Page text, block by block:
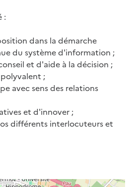
:
dans la démarche
du système d'information ;
et d'aide à la décision ;
;
avec sens des relations
et d'innover ;
différents interlocuteurs et